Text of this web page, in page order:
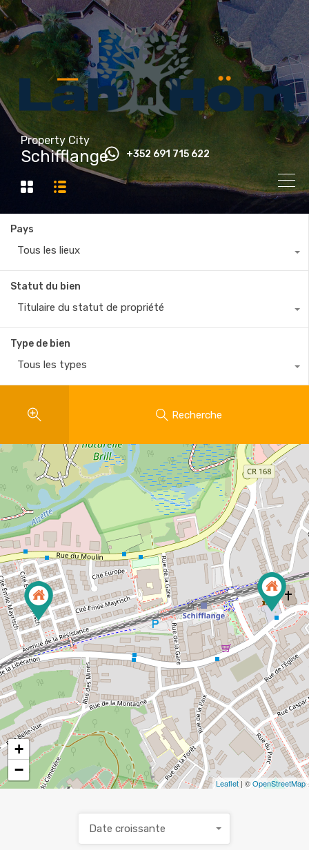
+352 691 715 622
Property City
Schifflange
Pays
Tous les lieux
Statut du bien
Titulaire du statut de propriété
Type de bien
Tous les types
Recherche
+
−
Leaflet | ©OpenStreetMap
Date croissante